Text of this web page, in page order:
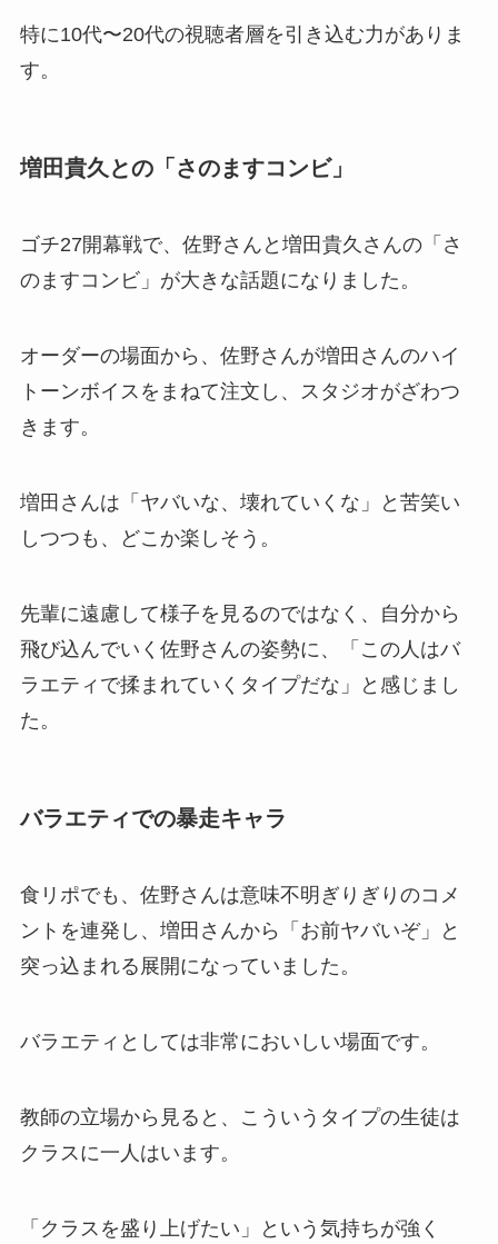
特に10代〜20代の視聴者層を引き込む力がありま
す。
増田貴久との「さのますコンビ」
ゴチ27開幕戦で、佐野さんと増田貴久さんの「さ
のますコンビ」が大きな話題になりました。
オーダーの場面から、佐野さんが増田さんのハイ
トーンボイスをまねて注文し、スタジオがざわつ
きます。
増田さんは「ヤバいな、壊れていくな」と苦笑い
しつつも、どこか楽しそう。
先輩に遠慮して様子を見るのではなく、自分から
飛び込んでいく佐野さんの姿勢に、「この人はバ
ラエティで揉まれていくタイプだな」と感じまし
た。
バラエティでの暴走キャラ
食リポでも、佐野さんは意味不明ぎりぎりのコメ
ントを連発し、増田さんから「お前ヤバいぞ」と
突っ込まれる展開になっていました。
バラエティとしては非常においしい場面です。
教師の立場から見ると、こういうタイプの生徒は
クラスに一人はいます。
「クラスを盛り上げたい」という気持ちが強く